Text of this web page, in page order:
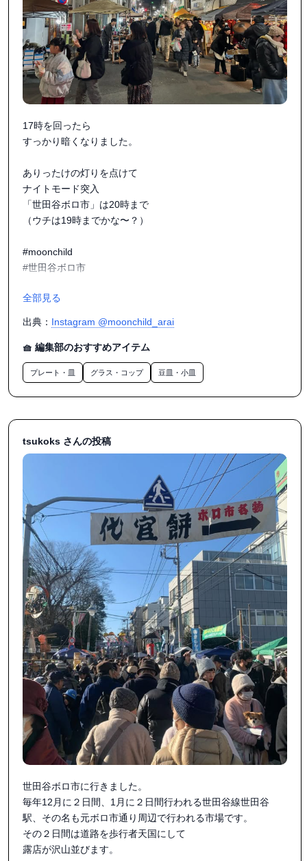
#お餅つきとか
#お正月飾りとか
#お年玉もらいたい
#食卓も季節の食材で飾りましょう
#二十四節気
#うつわのわ田
17時を回ったら
すっかり暗くなりました。
ありったけの灯りを点けて
ナイトモード突入
「世田谷ボロ市」は20時まで
（ウチは19時までかな〜？）
#moonchild
#世田谷ボロ市
全部見る
出典： Instagram @moonchild_arai
🧺 編集部のおすすめアイテム
プレート・皿 グラス・コップ 豆皿・小皿
tsukoks さんの投稿
世田谷ボロ市に行きました。
毎年12月に２日間、1月に２日間行われる世田谷線世田谷
駅、その名も元ボロ市通り周辺で行われる市場です。
その２日間は道路を歩行者天国にして
露店が沢山並びます。